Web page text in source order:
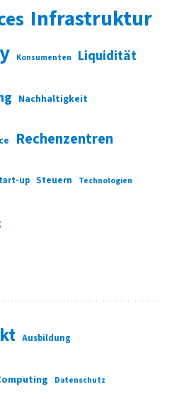
Infrastruktur
Konsumenten Liquidität
Nachhaltigkeit
Rechenzentren
up Steuern Technologien
Ausbildung
Datenschutz